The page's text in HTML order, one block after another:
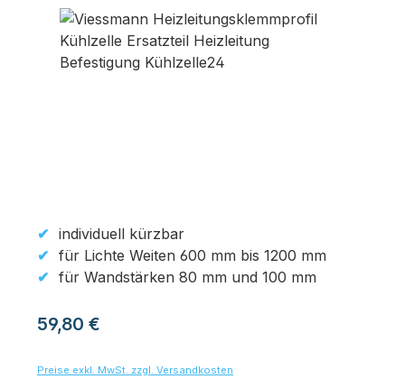
Bildergalerie überspringen
individuell kürzbar
für Lichte Weiten 600 mm bis 1200 mm
für Wandstärken 80 mm und 100 mm
Regulärer Preis:
59,80 €
Preise exkl. MwSt. zzgl. Versandkosten